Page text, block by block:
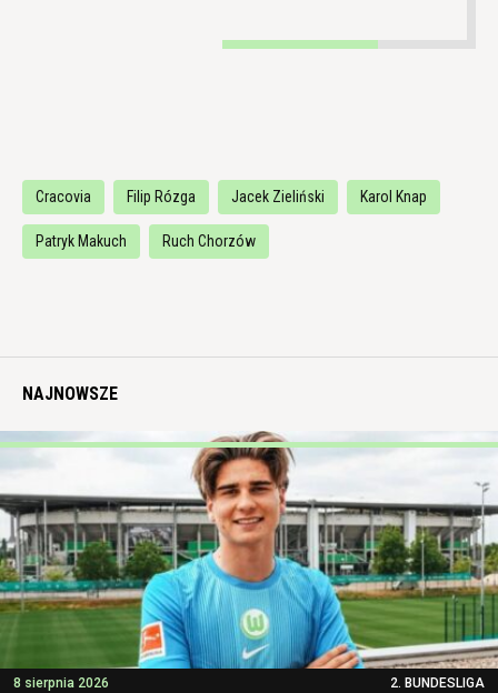
Cracovia Filip Rózga Jacek Zieliński Karol Knap
Patryk Makuch Ruch Chorzów
NAJNOWSZE
8 sierpnia 2026 2. BUNDESLIGA